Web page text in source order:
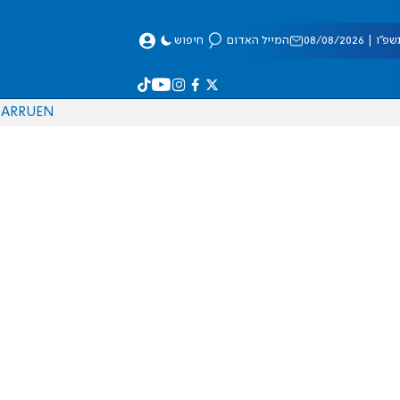
08/2026 המייל האדום חיפוש
EN
RU
AR